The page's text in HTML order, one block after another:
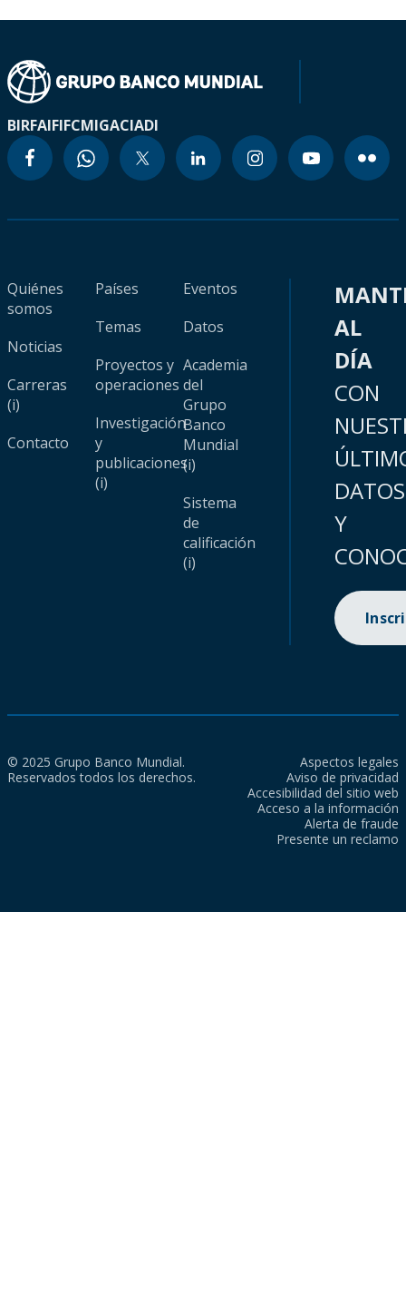
BIRFAIFIFCMIGACIADI
Quiénes
somos
Noticias
Carreras
(i)
Contacto
Países
Temas
Proyectos y
operaciones
Investigación
y
publicaciones
(i)
Eventos
Datos
Academia
del
Grupo
Banco
Mundial
(i)
Sistema
de
calificación
(i)
AL
DÍA
CON
DATOS
Y
© 2025 Grupo Banco Mundial.
Reservados todos los derechos.
Aspectos legales
Aviso de privacidad
Accesibilidad del sitio web
Acceso a la información
Alerta de fraude
Presente un reclamo